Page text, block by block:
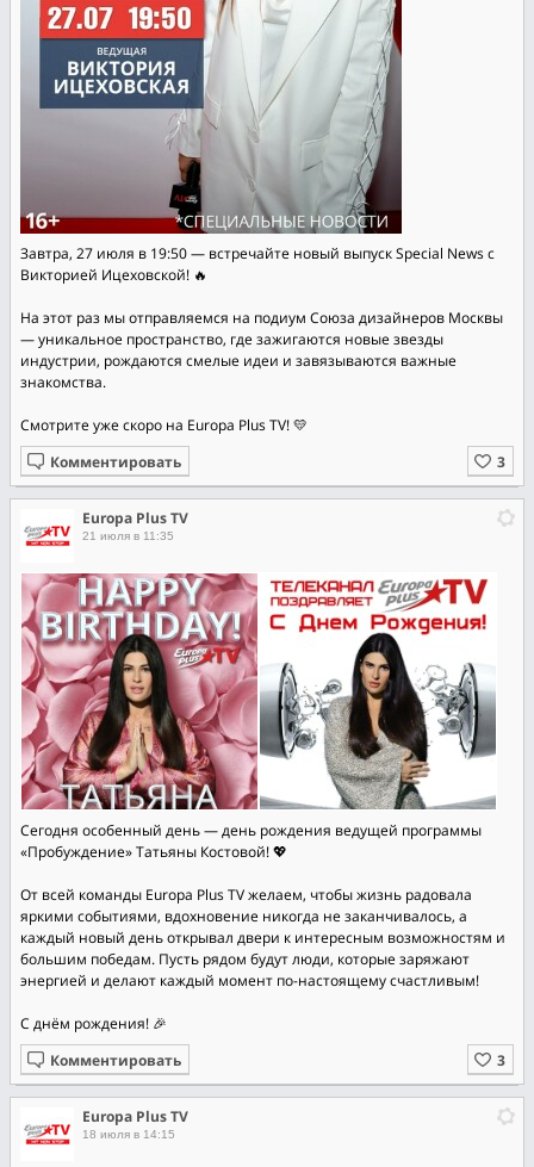
Завтра, 27 июля в 19:50 — встречайте новый выпуск Special News с
Викторией Ицеховской! 🔥
На этот раз мы отправляемся на подиум Союза дизайнеров Москвы
— уникальное пространство, где зажигаются новые звезды
индустрии, рождаются смелые идеи и завязываются важные
знакомства.
Смотрите уже скоро на Europa Plus TV! 💛
Комментировать
Europa Plus TV
21 июля в 11:35
Сегодня особенный день — день рождения ведущей программы
«Пробуждение» Татьяны Костовой! 💖
От всей команды Europa Plus TV желаем, чтобы жизнь радовала
яркими событиями, вдохновение никогда не заканчивалось, а
каждый новый день открывал двери к интересным возможностям и
большим победам. Пусть рядом будут люди, которые заряжают
энергией и делают каждый момент по-настоящему счастливым!
С днём рождения! 🎉
Комментировать
Europa Plus TV
18 июля в 14:15